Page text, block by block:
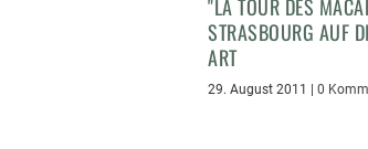
"LA TOUR DES
STRASBOURG AUF
RT
29. August 2011 |0